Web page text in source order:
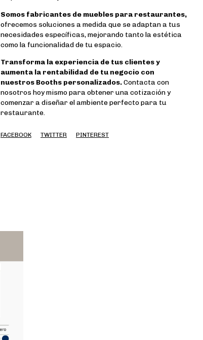
Somos fabricantes de muebles para restaurantes,
ofrecemos soluciones a medida que se adaptan a tus
necesidades específicas, mejorando tanto la estética
como la funcionalidad de tu espacio.
Transforma la experiencia de tus clientes y
aumenta la rentabilidad de tu negocio con
nuestros Booths personalizados.Contacta con
nosotros hoy mismo para obtener una cotización y
comenzar a diseñar el ambiente perfecto para tu
restaurante.
FACEBOOK TWITTER PINTEREST